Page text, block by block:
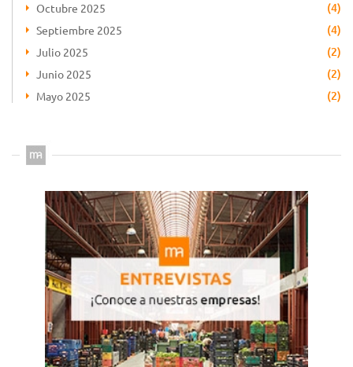
Octubre 2025 (4)
Septiembre 2025 (4)
Julio 2025 (2)
Junio 2025 (2)
Mayo 2025 (2)